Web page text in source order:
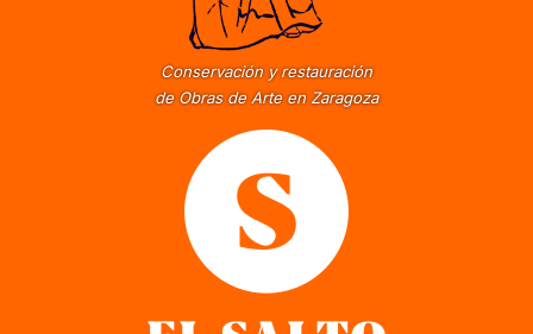
Conservación y restauración
de Obras de Arte en Zaragoza